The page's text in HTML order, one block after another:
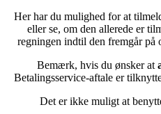
Her har du mulighed for at
eller se, om den allerede er
regningen indtil den fremgår på
Bemærk, hvis du ønsker at
Betalingsservice-aftale er
Det er ikke muligt at